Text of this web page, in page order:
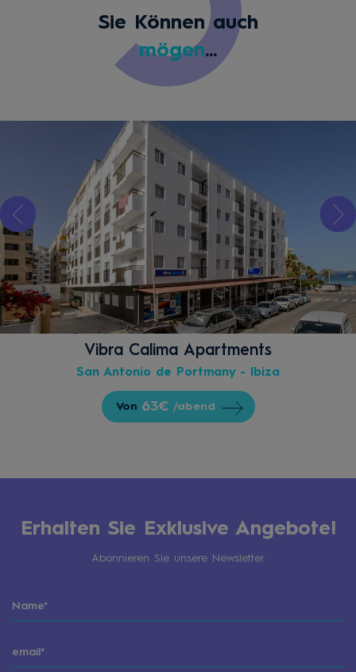
Sie Können auch
mögen...
Vibra Calima Apartments
San Antonio de Portmany - Ibiza
Von 63€ /abend
Erhalten Sie Exklusive Angebote!
Abonnieren Sie unsere Newsletter